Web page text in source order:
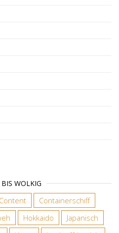
BIS WOLKIG
Containerschiff
Hokkaido
Japanisch